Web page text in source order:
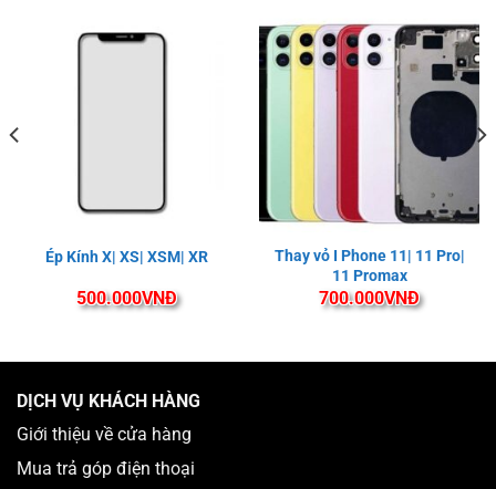
Hoàn tiền 100% nếu không hài lòng.
cho điện thoại lỗi, hư
Tham khảo dịch vụ Bảo hành – Sửa chữa chính hãng
Nguyên nhân cần thay lưng iPhone 8 | 8Plus
Có rất nhiều những nguyên nhân khiến cho mặt kính sau
trên iPhone bị hư hỏng. Dưới đây là một vài nguyên nhân
Người dùng bất cẩn làm rơi hoặc va đập mạnh khiến
mặt lưng iPhone 8 | 8Plus bị nứt, vỡ.
Chiếc iPhone 8 | 8Plus thường xuyên được sử dụng
trong môi trường có nhiệt độ cao khiến lớp sơn mạ bị
Ép Kính X| XS| XSM| XR
500.000VNĐ
Thay vỏ I Phone 11| 11 Pro|
11 Promax
700.000VNĐ
DỊCH VỤ KHÁCH HÀNG
Giới thiệu về cửa hàng
Mua trả góp điện thoại